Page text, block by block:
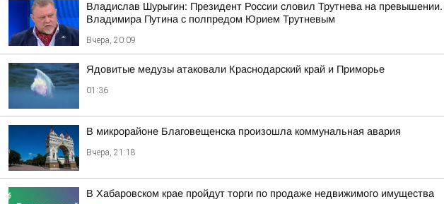
Владислав Шурыгин: Президент России словил Трутнева на
Владимира Путина с полпредом Юрием Трутневым
Вчера, 20:09
Ядовитые медузы атаковали Краснодарский край и Приморье
01:36
В микрорайоне Благовещенска произошла коммунальная авария
Вчера, 21:18
В Хабаровском крае пройдут торги по продаже недвижимого имущества